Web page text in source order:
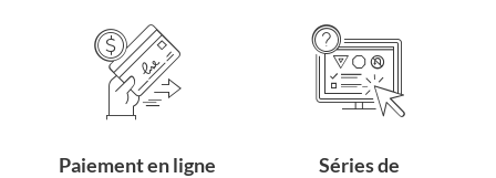
Paiement en ligne
Séries de